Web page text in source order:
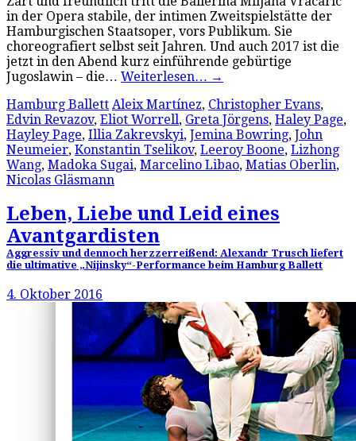
in der Opera stabile, der intimen Zweitspielstätte der
Hamburgischen Staatsoper, vors Publikum. Sie
choreografiert selbst seit Jahren. Und auch 2017 ist die
jetzt in den Abend kurz einführende gebürtige
Jugoslawin – die… Weiterlesen… →
Hamburg Ballett Aleix Martínez, Christopher Evans,
Edvin Revazov, Eliot Worrell, Greta Jörgens, Haley Page,
Hayley Page, Illia Zakrevskyi, Jemina Bowring, John
Neumeier, Konstantin Tselikov, Leeroy Boone, Lizhong
Wang, Madoka Sugai, Marcelino Libao, Matias Oberlin,
Nicolas Gläsmann
Leben, Liebe und Leid eines
Avantgardisten
Aggressiv und dennoch herzzerreißend: Alexandr Trusch liefert
die ultimative „Nijinsky“-Performance beim Hamburg Ballett
4. Oktober 2016